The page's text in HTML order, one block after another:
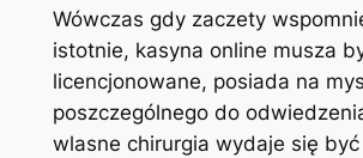
Wówczas gdy zaczety
istotnie, kasyna online musza
licencjonowane, posiada na
poszczególnego do
wlasne chirurgia wydaje się